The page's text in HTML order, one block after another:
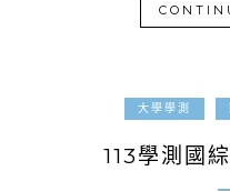
大學學測
113學測國